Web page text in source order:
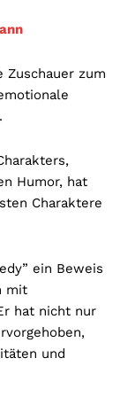
Zuschauer zum
Humor, hat
Charaktere
ein Beweis
mit
hat nicht nur
und